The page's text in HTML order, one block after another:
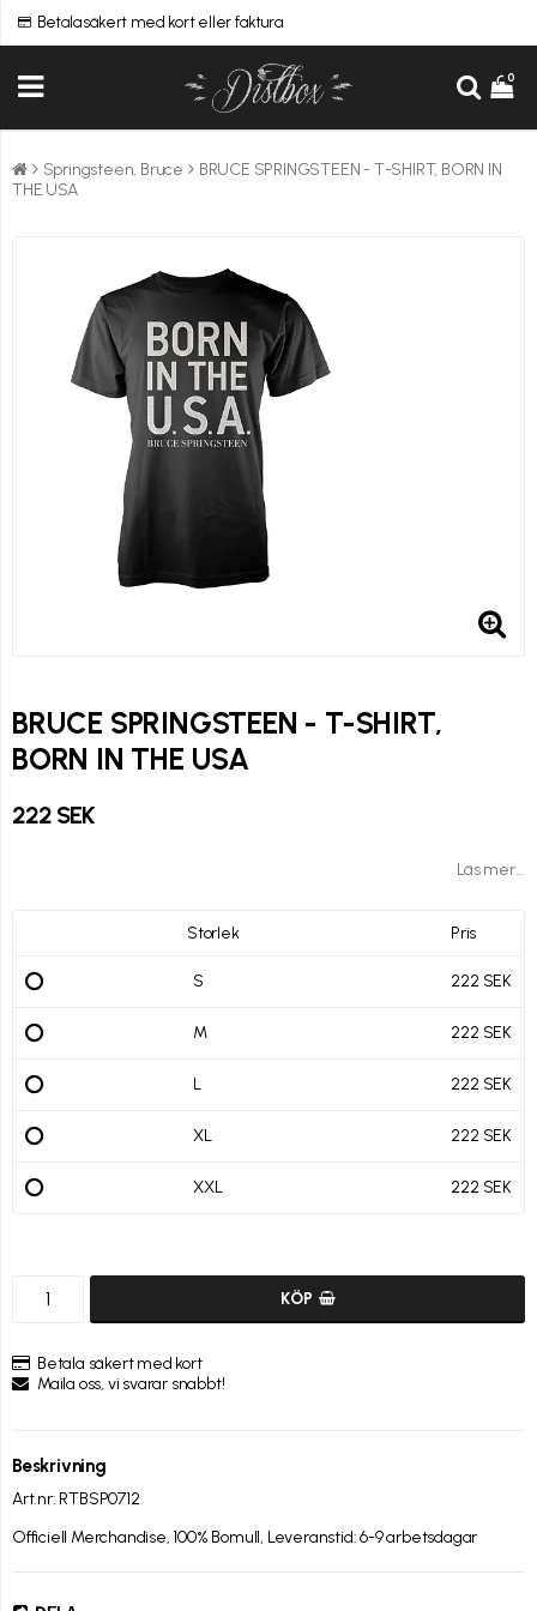
Betala säkert med kort eller faktura
0
Springsteen, Bruce
BRUCE SPRINGSTEEN - T-SHIRT, BORN IN
THE USA
BRUCE SPRINGSTEEN - T-SHIRT,
BORN IN THE USA
222 SEK
Läs mer...
Storlek Pris
S 222 SEK
M 222 SEK
L 222 SEK
XL 222 SEK
XXL 222 SEK
KÖP
Betala säkert med kort
Maila oss, vi svarar snabbt!
Beskrivning
Art.nr: RTBSP0712
Officiell Merchandise, 100% Bomull, Leveranstid: 6-9 arbetsdagar